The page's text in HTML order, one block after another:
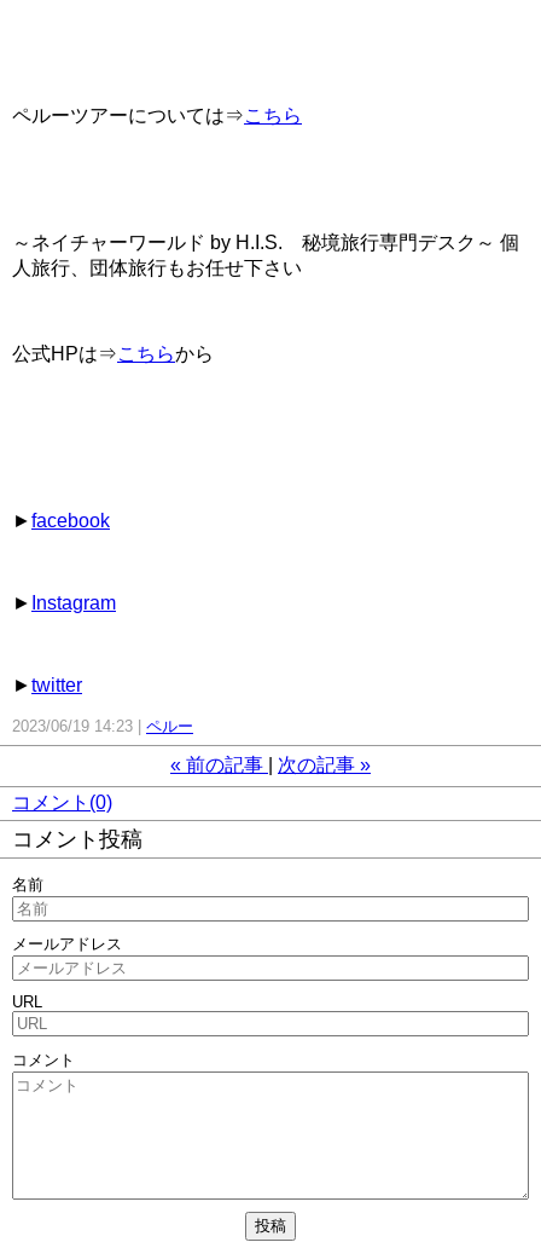
ペルーツアーについては⇒こちら
～ネイチャーワールド by H.I.S. 秘境旅行専門デスク～ 個
人旅行、団体旅行もお任せ下さい
公式HPは⇒こちらから
►facebook
► Instagram
►twitter
2023/06/19 14:23 ペルー
« 前の記事 次の記事 »
コメント(0)
コメント投稿
名前
メールアドレス
URL
コメント